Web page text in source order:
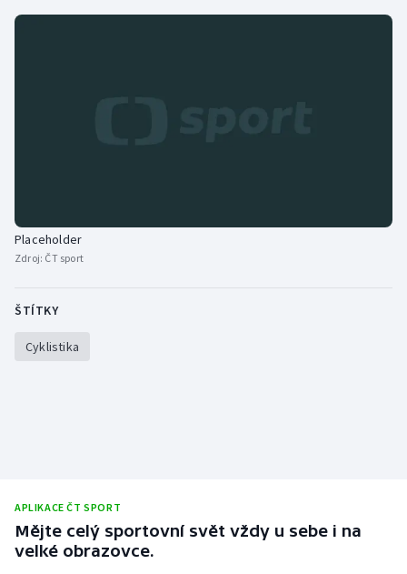
Placeholder
Zdroj: ČT sport
ŠTÍTKY
Cyklistika
APLIKACE ČT SPORT
Mějte celý sportovní svět vždy u sebe i na
velké obrazovce.